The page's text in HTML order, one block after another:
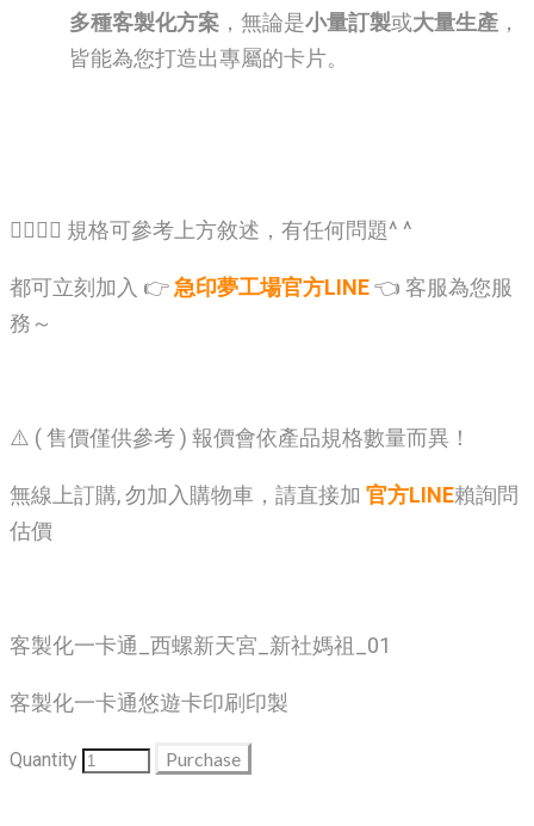
多種客製化方案 ，無論是小量訂製或大量生產 ，
皆能為您打造出專屬的卡片。
🙋‍♂️🙋‍♂️ 規格可參考上方敘述，有任何問題^ ^
都可立刻加入 👉急印夢工場官方LINE👈 客服為您服
務～
⚠️ ( 售價僅供參考 ) 報價會依產品規格數量而異！
無線上訂購, 勿加入購物車，請直接加 官方LINE賴詢問
估價
客製化一卡通_西螺新天宮_新社媽祖_01
客製化一卡通悠遊卡印刷印製
Quantity Purchase